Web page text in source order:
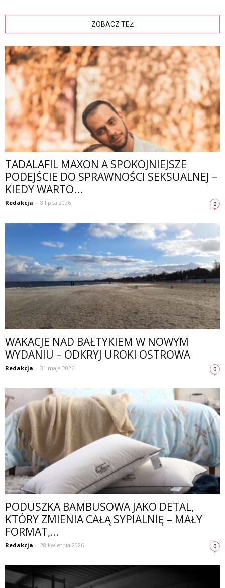
ZOBACZ TEŻ
TADALAFIL MAXON A SPOKOJNIEJSZE
PODEJŚCIE DO SPRAWNOŚCI SEKSUALNEJ –
KIEDY WARTO...
Redakcja - 8 lipca 2026 0
WAKACJE NAD BAŁTYKIEM W NOWYM
WYDANIU – ODKRYJ UROKI OSTROWA
Redakcja - 31 maja 2026 0
PODUSZKA BAMBUSOWA JAKO DETAL,
KTÓRY ZMIENIA CAŁĄ SYPIALNIĘ – MAŁY
FORMAT,...
Redakcja - 28 kwietnia 2026 0